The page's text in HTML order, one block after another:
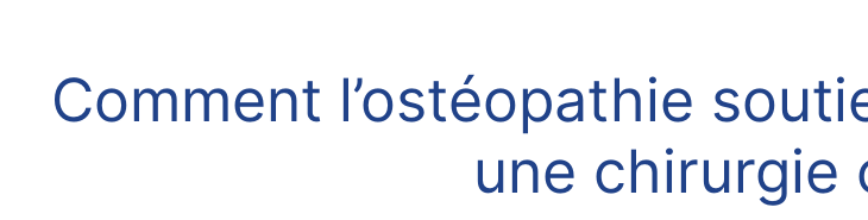
Comment l’ostéopathie
une chirurgie